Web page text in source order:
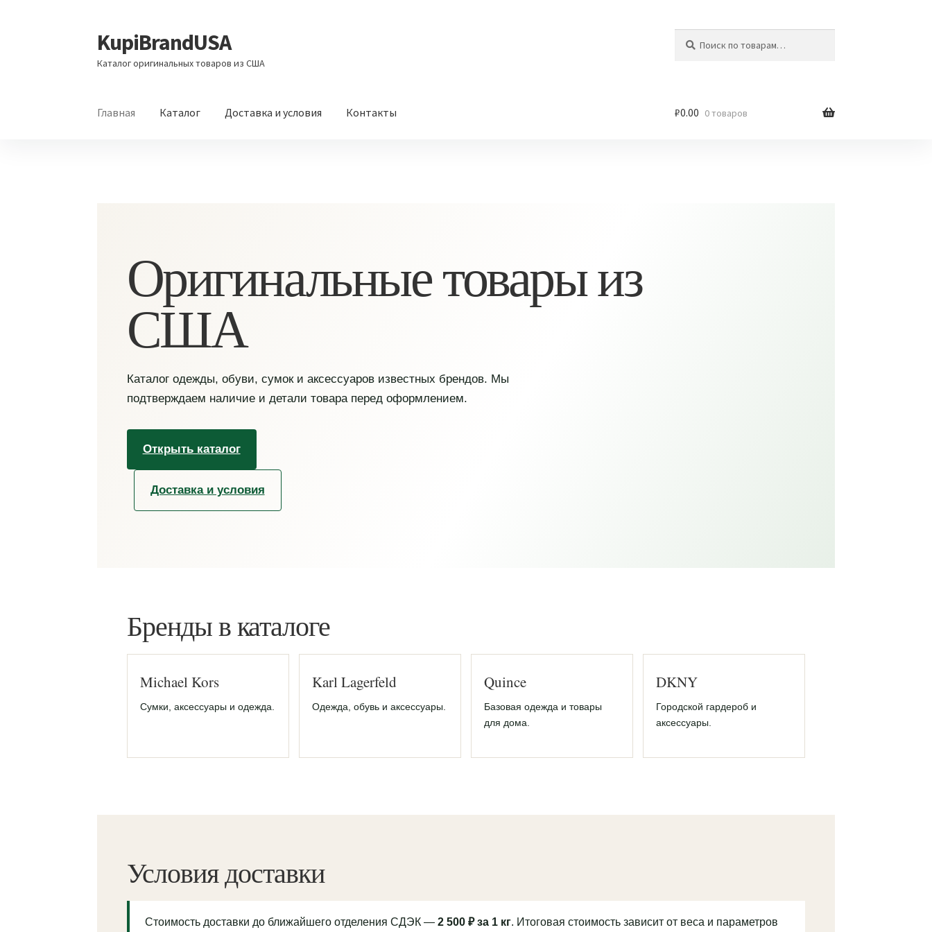
Перейти
к
навигации
Перейти
к
содержимому
KupiBrandUSA
Каталог оригинальных товаров из США
Главная Каталог Доставка и условия Контакты ₽0.00 0 товаров
Оригинальные товары из
США
Каталог одежды, обуви, сумок и аксессуаров известных брендов. Мы
подтверждаем наличие и детали товара перед оформлением.
Открыть каталог
Доставка и условия
Бренды в каталоге
Michael Kors
Сумки, аксессуары и одежда.
Karl Lagerfeld
Одежда, обувь и аксессуары.
Quince
Базовая одежда и товары
для дома.
DKNY
Городской гардероб и
аксессуары.
Условия доставки
Стоимость доставки до ближайшего отделения СДЭК — 2 500 ₽ за 1 кг. Итоговая стоимость зависит от веса и параметров